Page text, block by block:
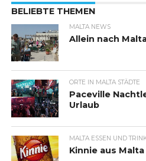
BELIEBTE THEMEN
MALTA NEWS
Allein nach
ORTE IN MALTA STÄDTE
Paceville
Urlaub
MALTA ESSEN UND
Kinnie aus Malta